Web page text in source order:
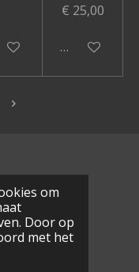
om
Door op
met het
€ 25,00
In